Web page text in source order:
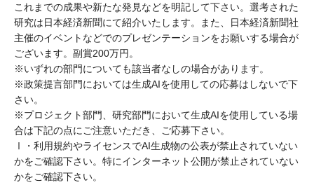
これまでの成果や新たな発見などを明記して下さい。選考された
研究は日本経済新聞にて紹介いたします。また、日本経済新聞社
主催のイベントなどでのプレゼンテーションをお願いする場合が
ございます。副賞200万円。
※いずれの部門についても該当者なしの場合があります。
※政策提言部門においては生成AIを使用しての応募はしないで下
さい。
※プロジェクト部門、研究部門において生成AIを使用している場
合は下記の点にご注意いただき、ご応募下さい。
Ⅰ・利用規約やライセンスでAI生成物の公表が禁止されていない
かをご確認下さい。特にインターネット公開が禁止されていない
かをご確認下さい。